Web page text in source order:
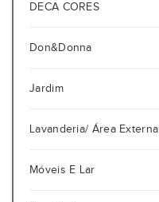
DECA CORES
Don&Donna
Jardim
Lavanderia/ Área Externa
Móveis E Lar